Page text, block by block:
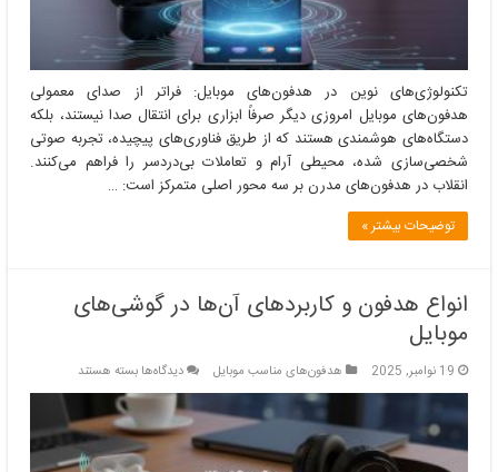
تکنولوژی‌های نوین در هدفون‌های موبایل: فراتر از صدای معمولی
هدفون‌های موبایل امروزی دیگر صرفاً ابزاری برای انتقال صدا نیستند، بلکه
دستگاه‌های هوشمندی هستند که از طریق فناوری‌های پیچیده، تجربه صوتی
شخصی‌سازی شده، محیطی آرام و تعاملات بی‌دردسر را فراهم می‌کنند.
انقلاب در هدفون‌های مدرن بر سه محور اصلی متمرکز است: …
توضیحات بیشتر »
انواع هدفون و کاربردهای آن‌ها در گوشی‌های
موبایل
19 نوامبر, 2025 هدفون‌های مناسب موبایل دیدگاه‌هابرای
انواع
هدفون
و
کاربردهای
بسته هستند